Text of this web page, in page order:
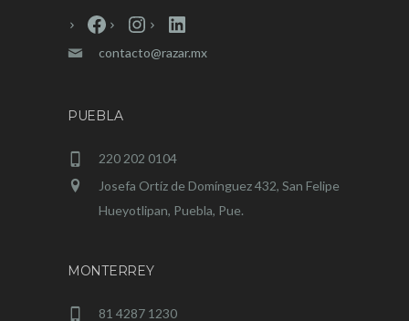
Facebook
Instagram
LinkedIn
contacto@razar.mx
PUEBLA
220 202 0104
Josefa Ortíz de Domínguez 432, San Felipe
Hueyotlipan, Puebla, Pue.
MONTERREY
81 4287 1230